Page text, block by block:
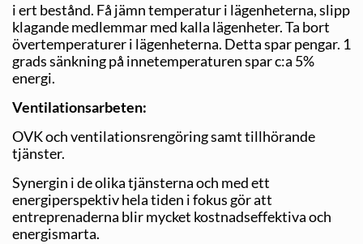
i ert bestånd. Få jämn temperatur i lägenheterna, slipp
klagande medlemmar med kalla lägenheter. Ta bort
övertemperaturer i lägenheterna. Detta spar pengar. 1
grads sänkning på innetemperaturen spar c:a 5%
energi.
Ventilationsarbeten:
OVK och ventilationsrengöring samt tillhörande
tjänster.
Synergin i de olika tjänsterna och med ett
energiperspektiv hela tiden i fokus gör att
entreprenaderna blir mycket kostnadseffektiva och
energismarta.